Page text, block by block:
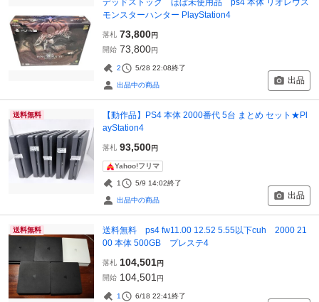
モンスターハンター PlayStation4
落札 73,800円
開始 73,800円
2 5/28 22:08終了
出品中の商品 出品
送料無料
【動作品】PS4 本体 2000番代 5台 まとめ セット★Pl
ayStation4
落札 93,500円
Yahoo!フリマ
1 5/9 14:02終了
出品中の商品 出品
送料無料
送料無料 ps4 fw11.00 12.52 5.55以下cuh 2000 21
00 本体 500GB プレステ4
落札 104,501円
開始 104,501 円
1 6/18 22:41終了